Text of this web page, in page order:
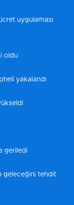
uygulaması
oldu
yakalandı
geriledi
geleceğini tehdit